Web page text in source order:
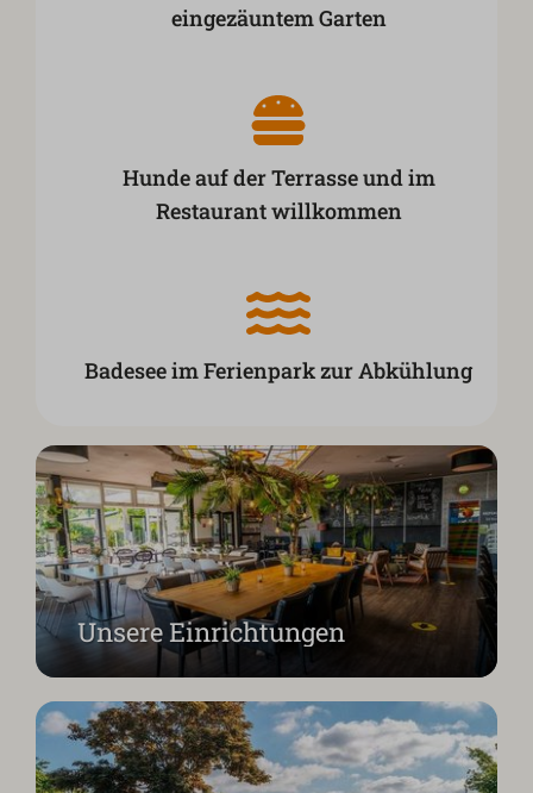
eingezäuntem Garten
Hunde auf der Terrasse und im
Restaurant willkommen
Badesee im Ferienpark zur Abkühlung
Unsere Einrichtungen